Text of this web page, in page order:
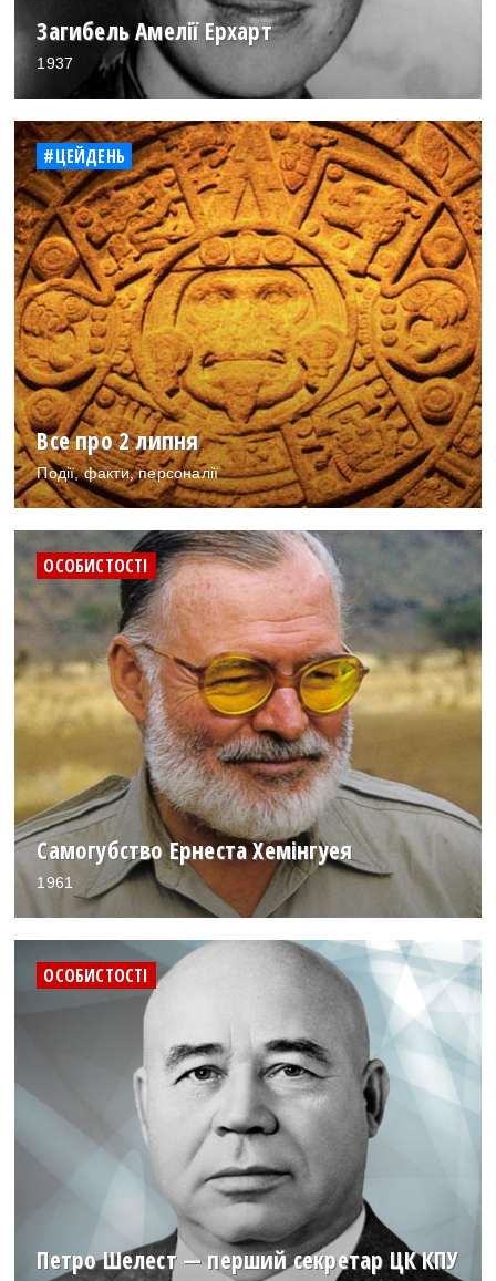
Загибель Амелії Ерхарт
1937
#ЦЕЙДЕНЬ
Все про 2 липня
Події, факти, персоналії
ОСОБИСТОСТІ
Самогубство Ернеста Хемінгуея
1961
ОСОБИСТОСТІ
Петро Шелест — перший секретар ЦК КПУ